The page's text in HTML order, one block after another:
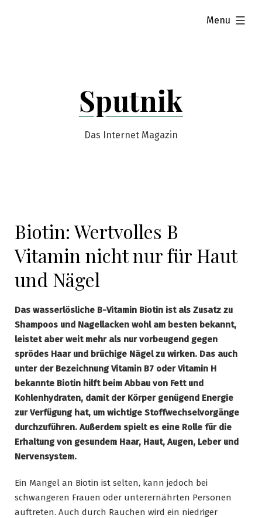
Menu
expanded
Sputnik
Das Internet Magazin
Biotin: Wertvolles B
Vitamin nicht nur für Haut
und Nägel
Das wasserlösliche B-Vitamin Biotin ist als Zusatz zu
Shampoos und Nagellacken wohl am besten bekannt,
leistet aber weit mehr als nur vorbeugend gegen
sprödes Haar und brüchige Nägel zu wirken. Das auch
unter der Bezeichnung Vitamin B7 oder Vitamin H
bekannte Biotin hilft beim Abbau von Fett und
Kohlenhydraten, damit der Körper genügend Energie
zur Verfügung hat, um wichtige Stoffwechselvorgänge
durchzuführen. Außerdem spielt es eine Rolle für die
Erhaltung von gesundem Haar, Haut, Augen, Leber und
Nervensystem.
Ein Mangel an Biotin ist selten, kann jedoch bei
schwangeren Frauen oder unterernährten Personen
auftreten. Auch durch Rauchen wird ein niedriger